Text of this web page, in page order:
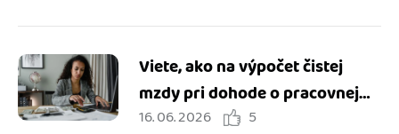
Viete, ako na výpočet čistej
mzdy pri dohode o pracovnej
činnosti?
16. 06. 2026 5